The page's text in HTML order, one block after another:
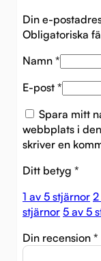
Din e-
Obligatoriska
Namn *
E-post *
Spara mitt
webbplats i
skriver en
Ditt betyg *
1 av 5 stjärnor
stjärnor 5 av 5
Din recension *